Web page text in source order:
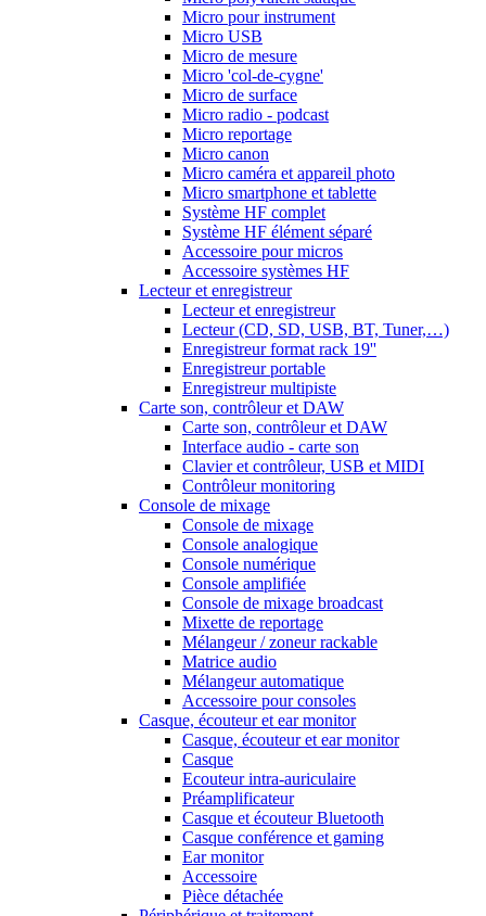
Micro pour instrument
Micro USB
Micro de mesure
Micro 'col-de-cygne'
Micro de surface
Micro radio - podcast
Micro reportage
Micro canon
Micro caméra et appareil photo
Micro smartphone et tablette
Système HF complet
Système HF élément séparé
Accessoire pour micros
Accessoire systèmes HF
Lecteur et enregistreur
Lecteur et enregistreur
Lecteur (CD, SD, USB, BT, Tuner,…)
Enregistreur format rack 19''
Enregistreur portable
Enregistreur multipiste
Carte son, contrôleur et DAW
Carte son, contrôleur et DAW
Interface audio - carte son
Clavier et contrôleur, USB et MIDI
Contrôleur monitoring
Console de mixage
Console de mixage
Console analogique
Console numérique
Console amplifiée
Console de mixage broadcast
Mixette de reportage
Mélangeur / zoneur rackable
Matrice audio
Mélangeur automatique
Accessoire pour consoles
Casque, écouteur et ear monitor
Casque, écouteur et ear monitor
Casque
Ecouteur intra-auriculaire
Préamplificateur
Casque et écouteur Bluetooth
Casque conférence et gaming
Ear monitor
Accessoire
Pièce détachée